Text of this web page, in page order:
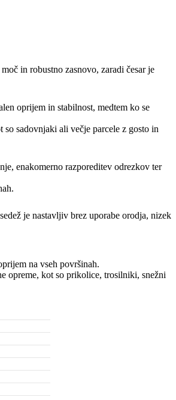
in robustno zasnovo, zaradi česar je
oprijem in stabilnost, medtem ko se
sadovnjaki ali večje parcele z gosto in
enakomerno razporeditev odrezkov ter
je nastavljiv brez uporabe orodja, nizek
na vseh površinah.
opreme, kot so prikolice, trosilniki, snežni